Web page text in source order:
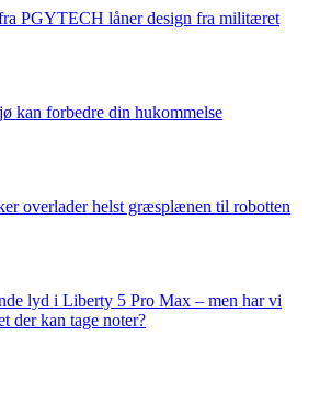
PGYTECH låner design fra militæret
kan forbedre din hukommelse
overlader helst græsplænen til robotten
lyd i Liberty 5 Pro Max – men har vi
der kan tage noter?